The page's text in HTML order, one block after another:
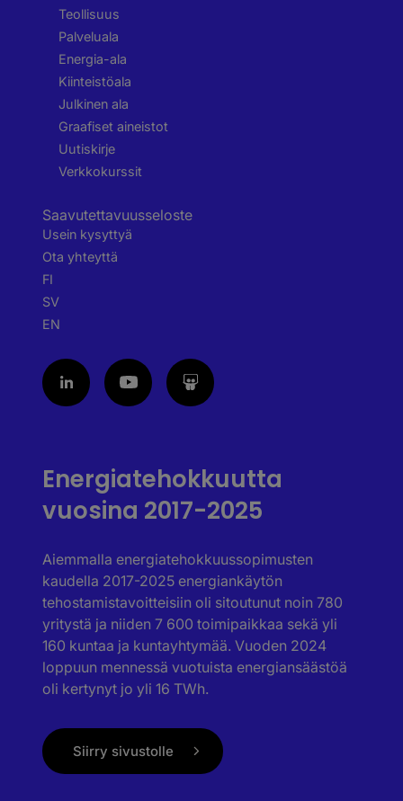
Teollisuus
Palveluala
Energia-ala
Kiinteistöala
Julkinen ala
Graafiset aineistot
Uutiskirje
Verkkokurssit
Saavutettavuusseloste
Usein kysyttyä
Ota yhteyttä
FI
SV
EN
Energiatehokkuutta
vuosina 2017-2025
Aiemmalla energiatehokkuussopimusten
kaudella 2017-2025 energiankäytön
tehostamistavoitteisiin oli sitoutunut noin 780
yritystä ja niiden 7 600 toimipaikkaa sekä yli
160 kuntaa ja kuntayhtymää. Vuoden 2024
loppuun mennessä vuotuista energiansäästöä
oli kertynyt jo yli 16 TWh.
Siirry sivustolle